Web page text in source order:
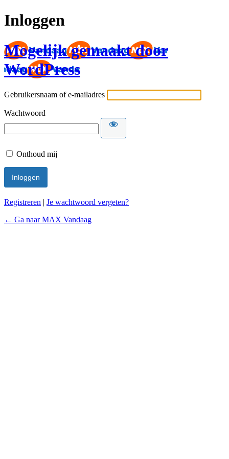
Inloggen
Mogelijk gemaakt door
WordPress
Gebruikersnaam of e-mailadres
Wachtwoord
Onthoud mij
Registreren | Je wachtwoord vergeten?
← Ga naar MAX Vandaag